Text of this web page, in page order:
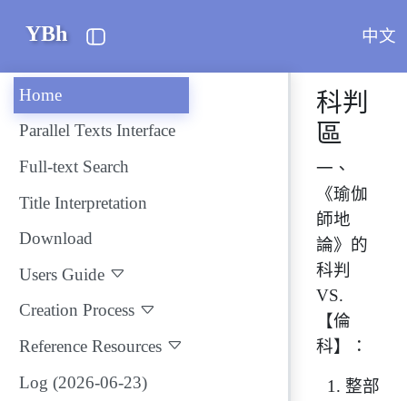
YBh 中文
Home
Parallel Texts Interface
Full-text Search
Title Interpretation
Download
Users Guide
Creation Process
Reference Resources
Log (2026-06-23)
科判
區
一、
《瑜伽
師地
論》的
科判
VS.
【倫
科】：
整部